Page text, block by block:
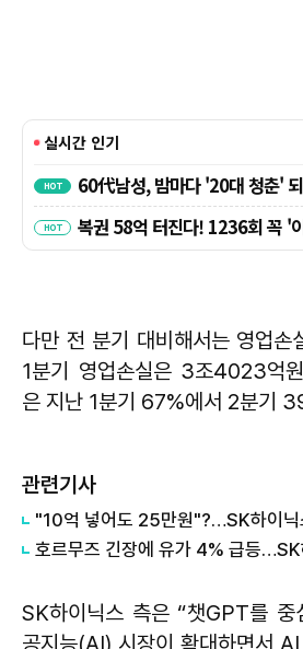
다만 전 분기 대비해서는 영업손
1분기 영업손실은 3조4023억
은 지난 1분기 67%에서 2분기
관련기사
호르무즈 긴장에 유가 4% 급등
SK하이닉스 측은 “챗GPT를 중
공지능(AI) 시장이 확대하면서